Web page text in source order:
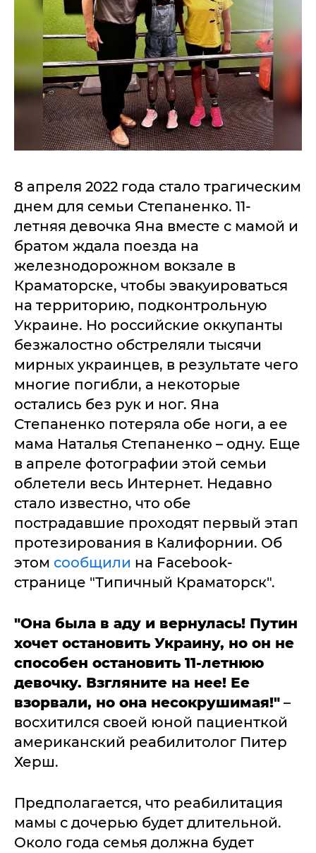
8 апреля 2022 года стало трагическим
днем для семьи Степаненко. 11-
летняя девочка Яна вместе с мамой и
братом ждала поезда на
железнодорожном вокзале в
Краматорске, чтобы эвакуироваться
на территорию, подконтрольную
Украине. Но российские оккупанты
безжалостно обстреляли тысячи
мирных украинцев, в результате чего
многие погибли, а некоторые
остались без рук и ног. Яна
Степаненко потеряла обе ноги, а ее
мама Наталья Степаненко – одну. Еще
в апреле фотографии этой семьи
облетели весь Интернет. Недавно
стало известно, что обе
пострадавшие проходят первый этап
протезирования в Калифорнии. Об
этом сообщили на Facebook-
странице "Типичный Краматорск".
"Она была в аду и вернулась! Путин
хочет остановить Украину, но он не
способен остановить 11-летнюю
девочку. Взгляните на нее! Ее
взорвали, но она несокрушимая!" –
восхитился своей юной пациенткой
американский реабилитолог Питер
Херш.
Предполагается, что реабилитация
мамы с дочерью будет длительной.
Около года семья должна будет